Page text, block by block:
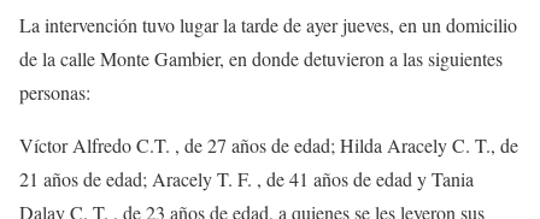
La intervención tuvo lugar la tarde de ayer jueves, en un domicilio
de la calle Monte Gambier, en donde detuvieron a las siguientes
personas:
Víctor Alfredo C.T. , de 27 años de edad; Hilda Aracely C. T., de
21 años de edad; Aracely T. F. , de 41 años de edad y Tania
Dalay C. T. , de 23 años de edad, a quienes se les leyeron sus